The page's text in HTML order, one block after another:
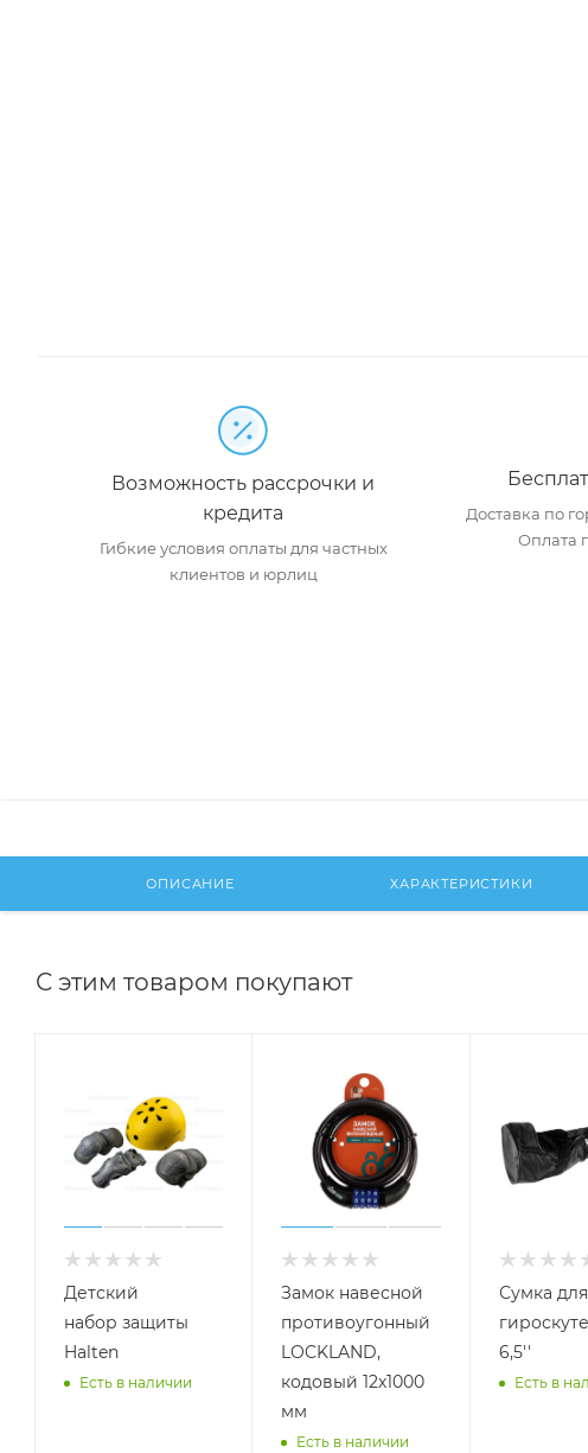
Возможность рассрочки и
кредита
Гибкие условия оплаты для частных
клиентов и юрлиц
Доставка по
Оплата
ОПИСАНИЕ ХАРАКТЕРИСТИКИ
С этим товаром покупают
Детский
набор защиты
Halten
Есть в наличии
Замок навесной
противоугонный
LOCKLAND,
кодовый 12х1000
мм
Есть в наличии
Сумка для
6,5''
Есть в